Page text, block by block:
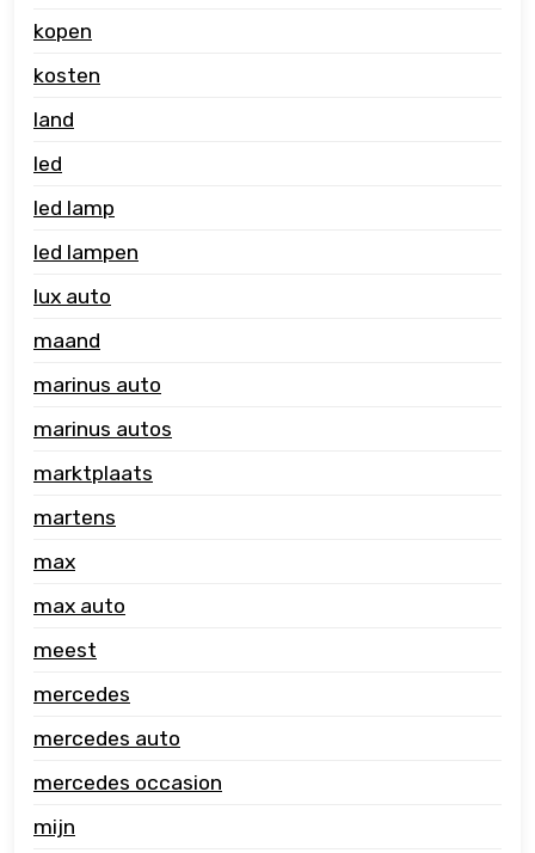
kopen
kosten
land
led
led lamp
led lampen
lux auto
maand
marinus auto
marinus autos
marktplaats
martens
max
max auto
meest
mercedes
mercedes auto
mercedes occasion
mijn